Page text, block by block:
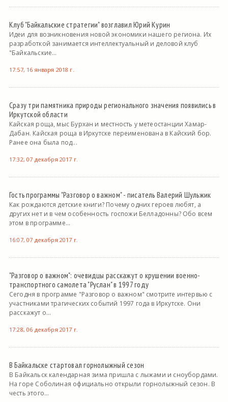
Клуб "Байкальские стратегии" возглавил Юрий Курин
Идеи для возникновения новой экономики нашего региона. Их
разработкой занимается интеллектуальный и деловой клуб
"Байкальские...
17:57, 16 января 2018 г.
Сразу три памятника природы регионального значения появились в
Иркутской области
Кайская роща, мыс Бурхан и местность у метеостанции Хамар-
Дабан. Кайская роща в Иркутске переименована в Кайский бор.
Ранее она была под...
17:32, 07 декабря 2017 г.
Гость программы "Разговор о важном" - писатель Валерий Шульжик
Как рождаются детские книги? Почему одних героев любят, а
других нет и в чем особенность госпожи Белладонны? Обо всем
этом в программе...
16:07, 07 декабря 2017 г.
"Разговор о важном": очевидцы расскажут о крушении военно-
транспортного самолета "Руслан" в 1997 году
Сегодня в программе "Разговор о важном" смотрите интервью с
участниками трагических событий 1997 года в Иркутске. Они
расскажут о...
17:28, 06 декабря 2017 г.
В Байкальске стартовал горнолыжный сезон
В Байкальск календарная зима пришла с лыжами и сноубордами.
На горе Соболиная официально открыли горнолыжный сезон. В
честь этого...